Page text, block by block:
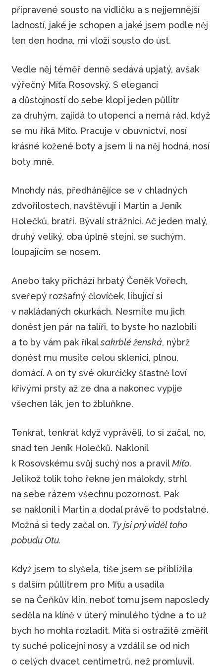
připravené sousto na vidličku a s nejjemnější
ladností, jaké je schopen a jaké jsem podle něj
ten den hodna, mi vloží sousto do úst.
Vedle něj téměř denně sedává upjatý, avšak
výřečný Míťa Rosovský. S elegancí
a důstojností do sebe klopí jeden půllitr
za druhým, zajídá to utopenci a nemá rád, když
se mu říká Míťo. Pracuje v obuvnictví, nosí
krásné kožené boty a jsem li na něj hodná, nosí
boty mně.
Mnohdy nás, předhánějíce se v chladných
zdvořilostech, navštěvují i Martin a Jeník
Holečků, bratři. Bývalí strážníci. Ač jeden malý,
druhý veliký, oba úplně stejní, se suchým,
loupajícím se nosem.
Anebo taky přichází hrbatý Čeněk Vořech,
sveřepý rozšafný človíček, libující si
v nakládaných okurkách. Nesmíte mu jich
donést jen pár na talíři, to byste ho nazlobili
a to by vám pak říkalsakrblé ženská, nýbrž
donést mu musíte celou sklenici, plnou,
domácí. A on ty své okurčičky šťastně loví
křivými prsty až ze dna a nakonec vypije
všechen lák, jen to žbluňkne.
Tenkrát, tenkrát když vyprávěli, to si začal, no,
snad ten Jeník Holečků. Naklonil
k Rosovskému svůj suchý nos a pravilMíťo.
Jelikož tolik toho řekne jen málokdy, strhl
na sebe rázem všechnu pozornost. Pak
se naklonil i Martin a dodal právě to podstatné.
Možná si tedy začal on. Ty jsi prý viděl toho
pobudu Otu.
Když jsem to slyšela, tiše jsem se přiblížila
s dalším půllitrem pro Míťu a usadila
se na Čeňkův klín, neboť tomu jsem naposledy
seděla na klíně v úterý minulého týdne a to už
bych ho mohla rozladit. Míťa si ostražitě změřil
ty suché policejní nosy a vzdálil se od nich
o celých dvacet centimetrů, než promluvil.